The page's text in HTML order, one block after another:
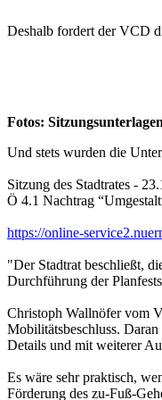
Deshalb fordert der VCD
Fotos:
Und stets wurden die
Sitzung des Stadtrates -
Ö 4.1 Nachtrag
https://online-
"Der Stadtrat beschließt,
Durchführung der
Christoph Wallnöfer vom
Mobilitätsbeschluss.
Details und mit weiterer
Es wäre sehr praktisch,
Förderung des zu-Fuß-